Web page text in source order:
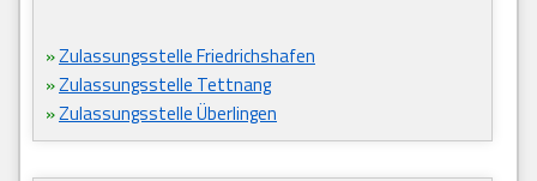
»Zulassungsstelle Friedrichshafen
»Zulassungsstelle Tettnang
»Zulassungsstelle Überlingen